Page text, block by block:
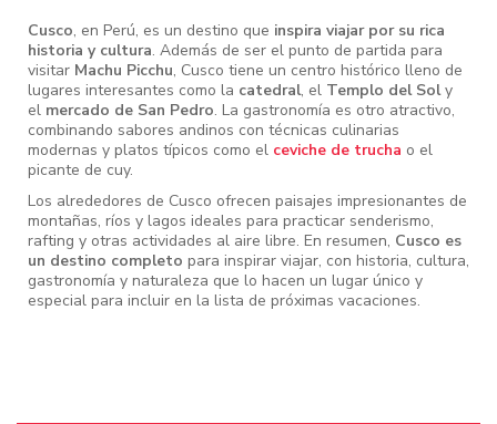
Cusco, en Perú, es un destino que inspira viajar por su rica
historia y cultura. Además de ser el punto de partida para
visitar Machu Picchu, Cusco tiene un centro histórico lleno de
lugares interesantes como la catedral, el Templo del Soly
el mercado de San Pedro. La gastronomía es otro atractivo,
combinando sabores andinos con técnicas culinarias
modernas y platos típicos como el ceviche de trucha o el
picante de cuy.
Los alrededores de Cusco ofrecen paisajes impresionantes de
montañas, ríos y lagos ideales para practicar senderismo,
rafting y otras actividades al aire libre. En resumen, Cusco es
un destino completo para inspirar viajar, con historia, cultura,
gastronomía y naturaleza que lo hacen un lugar único y
especial para incluir en la lista de próximas vacaciones.